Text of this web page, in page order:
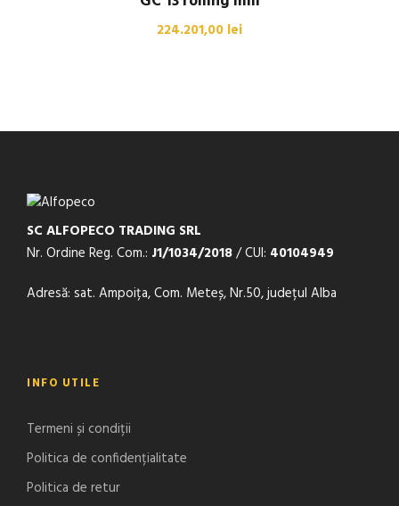
224.201,00 lei
SC ALFOPECO TRADING SRL
Nr. Ordine Reg. Com.: J1/1034/2018/ CUI: 40104949
Adresă: sat. Ampoița, Com. Meteș, Nr.50, județul Alba
INFO UTILE
Termeni și condiții
Politica de confidențialitate
Politica de retur